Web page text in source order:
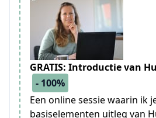
GRATIS: Introductie van
- 100%
Een online sessie waarin ik
basiselementen uitleg van